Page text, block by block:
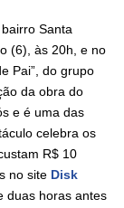
Santa
(6), às 20h, e no
Pai”, do grupo
da obra do
e é uma das
celebra os
R$ 10
no site Disk
duas horas antes